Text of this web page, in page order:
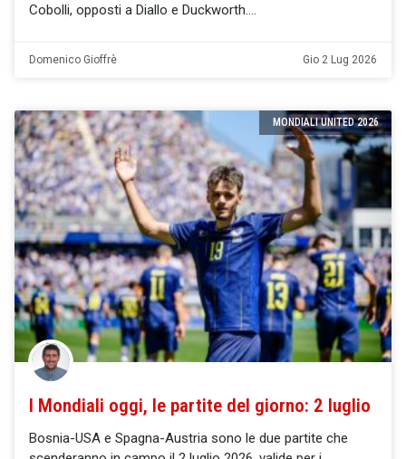
Cobolli, opposti a Diallo e Duckworth.
Domenico Gioffrè Gio 2 Lug 2026
MONDIALI UNITED 2026
I Mondiali oggi, le partite del giorno: 2 luglio
Bosnia-USA e Spagna-Austria sono le due partite che